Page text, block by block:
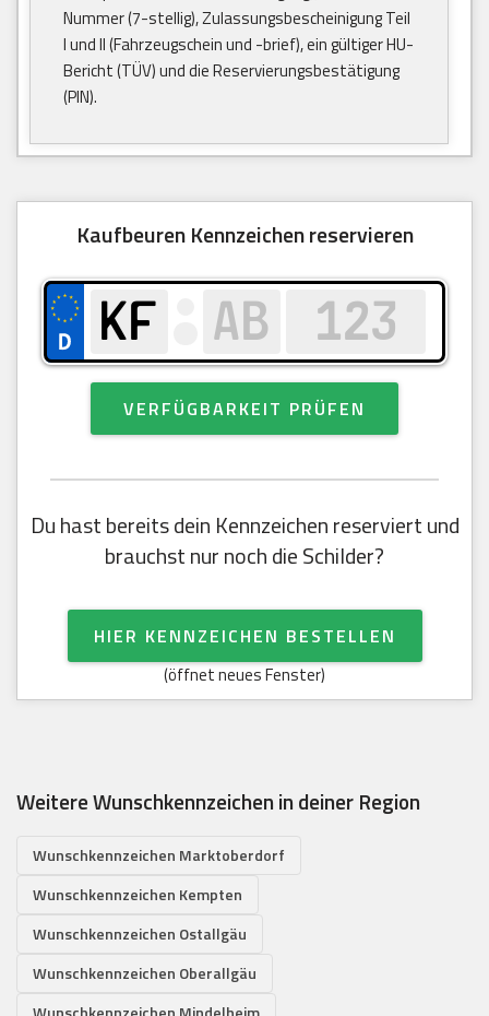
Nummer (7-stellig), Zulassungsbescheinigung Teil
I und II (Fahrzeugschein und -brief), ein gültiger HU-
Bericht (TÜV) und die Reservierungsbestätigung
(PIN).
Kaufbeuren Kennzeichen reservieren
VERFÜGBARKEIT PRÜFEN
Du hast bereits dein Kennzeichen reserviert und
brauchst nur noch die Schilder?
HIER KENNZEICHEN BESTELLEN
(öffnet neues Fenster)
Weitere Wunschkennzeichen in deiner Region
Wunschkennzeichen Marktoberdorf
Wunschkennzeichen Kempten
Wunschkennzeichen Ostallgäu
Wunschkennzeichen Oberallgäu